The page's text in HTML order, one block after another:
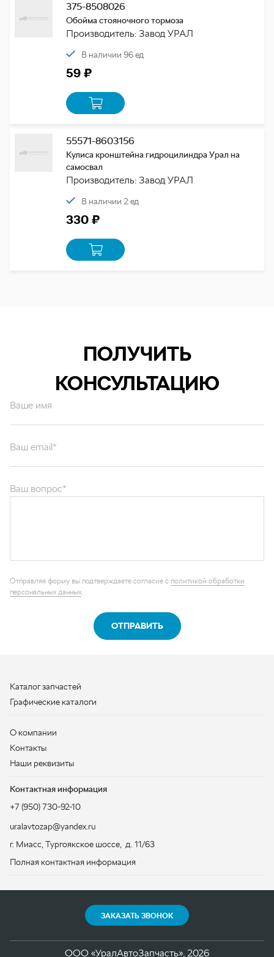
375-8508026
Обойма стояночного тормоза
Производитель: Завод УРАЛ
В наличии 96 ед
59 ₽
55571-8603156
Кулиса кронштейна гидроцилиндра Урал на
самосвал
Производитель: Завод УРАЛ
В наличии 2 ед
330 ₽
ПОЛУЧИТЬ
КОНСУЛЬТАЦИЮ
Ваше имя
персональных данных
Каталог запчастей
Контактная информация
+7 (950) 730-92-10
uralavtozap@yandex.ru
г. Миасс, Тургоякское шоссе, д. 11/63
Полная контактная информация
Политика конфиденциальности